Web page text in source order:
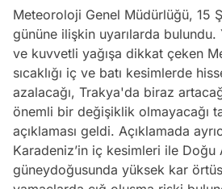
Meteoroloji Genel Müdürlüğü, 15
gününe ilişkin uyarılarda bulundu.
ve kuvvetli yağışa dikkat çeken
sıcaklığı iç ve batı kesimlerde
azalacağı, Trakya'da biraz
önemli bir değişiklik olmayacağı
açıklaması geldi. Açıklamada
Karadeniz’in iç kesimleri ile Doğu
güneydoğusunda yüksek kar